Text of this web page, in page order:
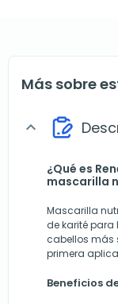
Más sobre
expand_more
¿Qué es
mascarilla
Mascarilla
de karité
cabellos más
primera
Beneficios